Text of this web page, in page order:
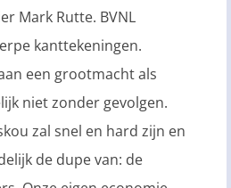
Mark Rutte. BVNL
kanttekeningen.
een grootmacht als
niet zonder gevolgen.
zal snel en hard zijn en
de dupe van: de